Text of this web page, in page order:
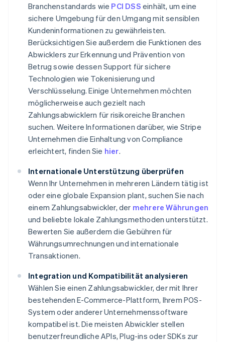
Branchenstandards wie PCI DSS einhält, um eine
sichere Umgebung für den Umgang mit sensiblen
Kundeninformationen zu gewährleisten.
Berücksichtigen Sie außerdem die Funktionen des
Abwicklers zur Erkennung und Prävention von
Betrug sowie dessen Support für sichere
Technologien wie Tokenisierung und
Verschlüsselung. Einige Unternehmen möchten
möglicherweise auch gezielt nach
Zahlungsabwicklern für risikoreiche Branchen
suchen. Weitere Informationen darüber, wie Stripe
Unternehmen die Einhaltung von Compliance
erleichtert, finden Sie hier.
Internationale Unterstützung überprüfen
Wenn Ihr Unternehmen in mehreren Ländern tätig ist
oder eine globale Expansion plant, suchen Sie nach
einem Zahlungsabwickler, der mehrere Währungen
und beliebte lokale Zahlungsmethoden unterstützt.
Bewerten Sie außerdem die Gebühren für
Währungsumrechnungen und internationale
Transaktionen.
Integration und Kompatibilität analysieren
Wählen Sie einen Zahlungsabwickler, der mit Ihrer
bestehenden E-Commerce-Plattform, Ihrem POS-
System oder anderer Unternehmenssoftware
kompatibel ist. Die meisten Abwickler stellen
benutzerfreundliche APIs, Plug-ins oder SDKs zur